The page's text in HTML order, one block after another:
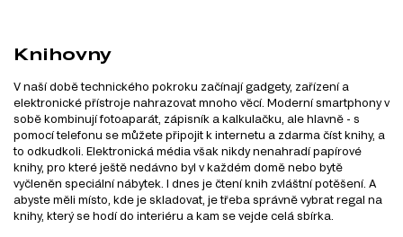
Knihovny
V naší době technického pokroku začínají gadgety, zařízení a
elektronické přístroje nahrazovat mnoho věcí. Moderní smartphony v
sobě kombinují fotoaparát, zápisník a kalkulačku, ale hlavně - s
pomocí telefonu se můžete připojit k internetu a zdarma číst knihy, a
to odkudkoli. Elektronická média však nikdy nenahradí papírové
knihy, pro které ještě nedávno byl v každém domě nebo bytě
vyčleněn speciální nábytek. I dnes je čtení knih zvláštní potěšení. A
abyste měli místo, kde je skladovat, je třeba správně vybrat regal na
knihy, který se hodí do interiéru a kam se vejde celá sbírka.